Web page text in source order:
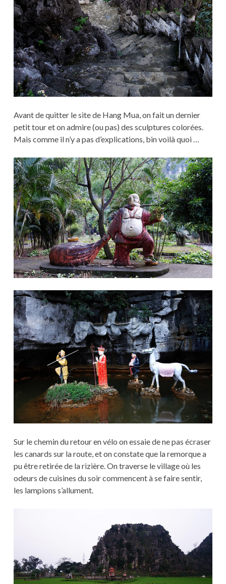
Avant de quitter le site de Hang Mua, on fait un dernier
petit tour et on admire (ou pas) des sculptures colorées.
Mais comme il n’y a pas d’explications, bin voilà quoi …
Sur le chemin du retour en vélo on essaie de ne pas écraser
les canards sur la route, et on constate que la remorque a
pu être retirée de la rizière. On traverse le village où les
odeurs de cuisines du soir commencent à se faire sentir,
les lampions s’allument.